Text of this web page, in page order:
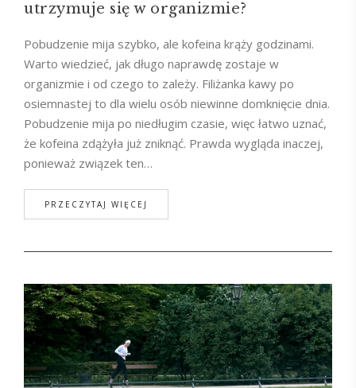
utrzymuje się w organizmie?
Pobudzenie mija szybko, ale kofeina krąży godzinami.
Warto wiedzieć, jak długo naprawdę zostaje w
organizmie i od czego to zależy. Filiżanka kawy po
osiemnastej to dla wielu osób niewinne domknięcie dnia.
Pobudzenie mija po niedługim czasie, więc łatwo uznać,
że kofeina zdążyła już zniknąć. Prawda wygląda inaczej,
ponieważ związek ten…
PRZECZYTAJ WIĘCEJ